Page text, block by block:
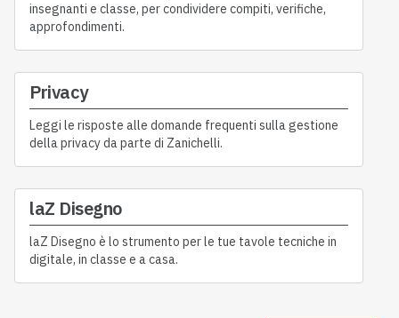
insegnanti e classe, per condividere compiti, verifiche,
approfondimenti.
Privacy
Leggi le risposte alle domande frequenti sulla gestione
della privacy da parte di Zanichelli.
laZ Disegno
laZ Disegno è lo strumento per le tue tavole tecniche in
digitale, in classe e a casa.